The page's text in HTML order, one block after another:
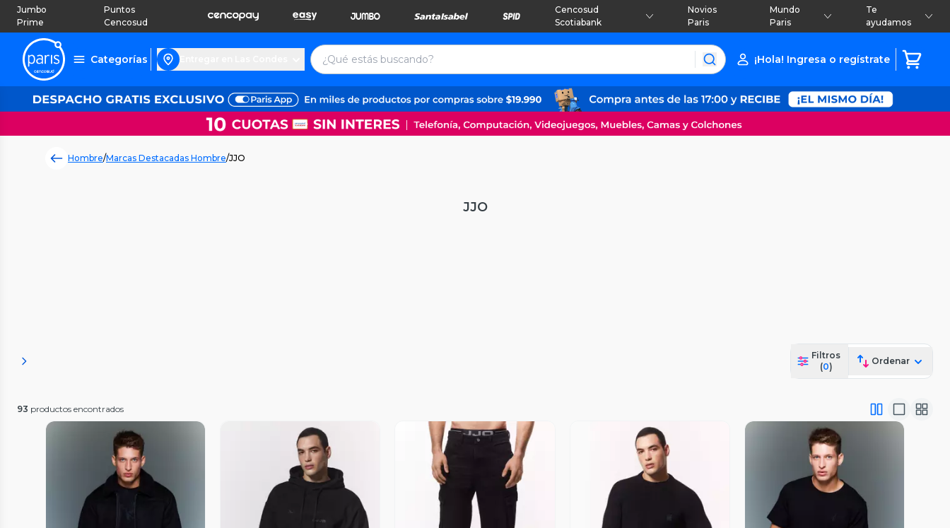
Jumbo
Prime
Puntos
Cencosud
Cencosud
Scotiabank
Novios
Paris
Mundo
Paris
Te
ayudamos
Categorías ¡Hola! Ingresa o regístrate
Hombre/Marcas Destacadas Hombre/JJO
JJO
Filtros
(0)
Ordenar
93 productos encontrados